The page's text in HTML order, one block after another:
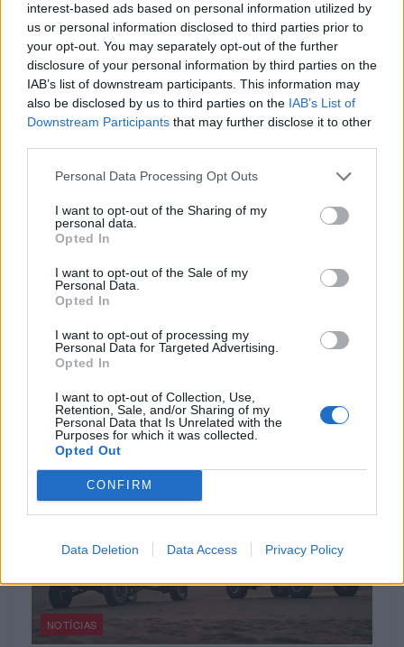
interest-based ads based on personal information utilized by
us or personal information disclosed to third parties prior to
your opt-out. You may separately opt-out of the further
disclosure of your personal information by third parties on the
IAB’s list of downstream participants. This information may
also be disclosed by us to third parties on the IAB’s List of
Downstream Participants that may further disclose it to other
Personal Data Processing Opt Outs
I want to opt-out of the Sharing of my
personal data.
Opted In
I want to opt-out of the Sale of my
Personal Data.
Opted In
I want to opt-out of processing my
Personal Data for Targeted Advertising.
Opted In
I want to opt-out of Collection, Use,
Retention, Sale, and/or Sharing of my
Personal Data that Is Unrelated with the
Purposes for which it was collected.
Opted Out
CONFIRM
Data Deletion Data Access Privacy Policy
EVENTO
42.º Passeio de Motas Antigas anima Sintra a
5 de setembro
5 de setembro volta a pôr Sintra na estrada O Moto Clube
de Sintra volta a cumprir a tradição...
BEATRIZ ALEXANDRE
NOTÍCIAS